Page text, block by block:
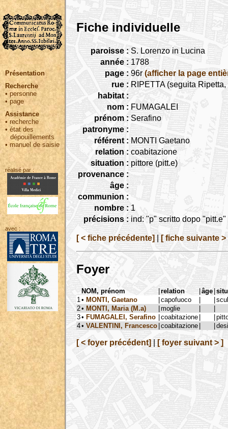
Présentation
Recherche
• personne
•page
Assistance
• recherche
•état des
dépouillements
•manuel de saisie
réalisé par :
avec :
Fiche individuelle
paroisse : S. Lorenzo in Lucina
année : 1788
page : 96r (afficher la page
rue : RIPETTA (seguita
habitat :
nom : FUMAGALEI
prénom : Serafino
patronyme :
référent : MONTI Gaetano
relation : coabitazione
situation : pittore (pitt.e)
provenance :
âge :
communion :
nombre : 1
précisions : ind: "p" scritto dopo "pitt.e"
[ < fiche précédente] [ fiche suivante >
Foyer
NOM, prénom |relation |âge |
1 • MONTI, Gaetano |capofuoco | |
2• MONTI, Maria (M.a) |moglie |
|
3• FUMAGALEI, Serafino |coabitazione | |
4• VALENTINI, Francesco |coabitazione | |
[ < foyer précédent] [ foyer suivant > ]